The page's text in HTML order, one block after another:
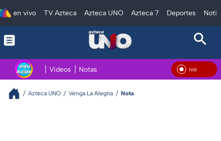
en vivo TV Azteca Azteca UNO Azteca 7 Deportes
Videos Notas En Vivo
Azteca UNO Venga La Alegría Nota